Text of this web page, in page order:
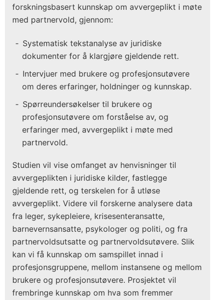
forskningsbasert kunnskap om avvergeplikt i møte
med partnervold, gjennom:
Systematisk tekstanalyse av juridiske
dokumenter for å klargjøre gjeldende rett.
Intervjuer med brukere og profesjonsutøvere
om deres erfaringer, holdninger og kunnskap.
Spørreundersøkelser til brukere og
profesjonsutøvere om forståelse av, og
erfaringer med, avvergeplikt i møte med
partnervold.
Studien vil vise omfanget av henvisninger til
avvergeplikten i juridiske kilder, fastlegge
gjeldende rett, og terskelen for å utløse
avvergeplikt. Videre vil forskerne analysere data
fra leger, sykepleiere, krisesenteransatte,
barnevernsansatte, psykologer og politi, og fra
partnervoldsutsatte og partnervoldsutøvere. Slik
kan vi få kunnskap om samspillet innad i
profesjonsgruppene, mellom instansene og mellom
brukere og profesjonsutøvere. Prosjektet vil
frembringe kunnskap om hva som fremmer